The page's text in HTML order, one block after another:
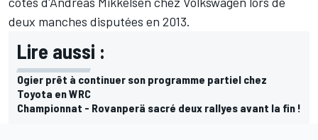
deux manches disputées en 2013.
Lire aussi :
Ogier prêt à continuer son programme partiel chez
Toyota en WRC
Championnat - Rovanperä sacré deux rallyes avant la fin !